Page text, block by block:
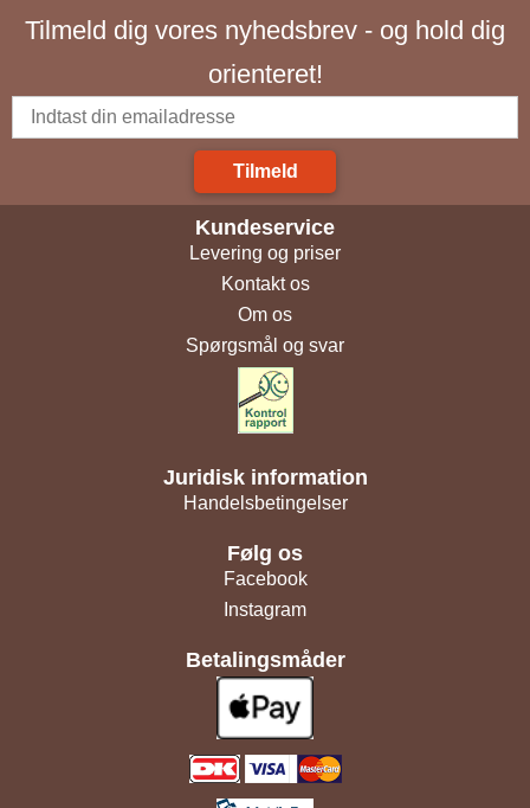
Tilmeld dig vores nyhedsbrev - og hold dig
orienteret!
Tilmeld
Kundeservice
Levering og priser
Kontakt os
Om os
Spørgsmål og svar
Juridisk information
Handelsbetingelser
Følg os
Facebook
Instagram
Betalingsmåder